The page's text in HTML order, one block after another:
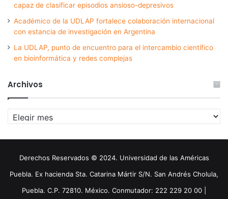
capaz de clasificar episodios ansioso-depresivos
Académico de la UDLAP fortalece colaboración internacional
con estancia de investigación en Argentina
La UDLAP, punto de encuentro para el intercambio científico
en bioinformática y redes complejas
Archivos
Archivos
Derechos Reservados © 2024. Universidad de las Américas
Puebla. Ex hacienda Sta. Catarina Mártir S/N. San Andrés Cholula,
Puebla. C.P. 72810. México. Conmutador: 222 229 20 00 |